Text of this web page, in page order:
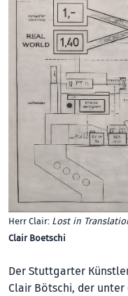
Herr Clair: Lost in
Clair Boetschi
Der Stuttgarter
Clair Bötschi, der